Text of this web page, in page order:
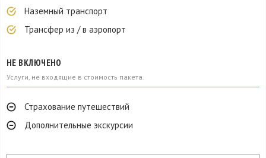
Наземный транспорт
Трансфер из / в аэропорт
НЕ ВКЛЮЧЕНО
Услуги, не входящие в стоимость пакета.
Страхование путешествий
Дополнительные экскурсии